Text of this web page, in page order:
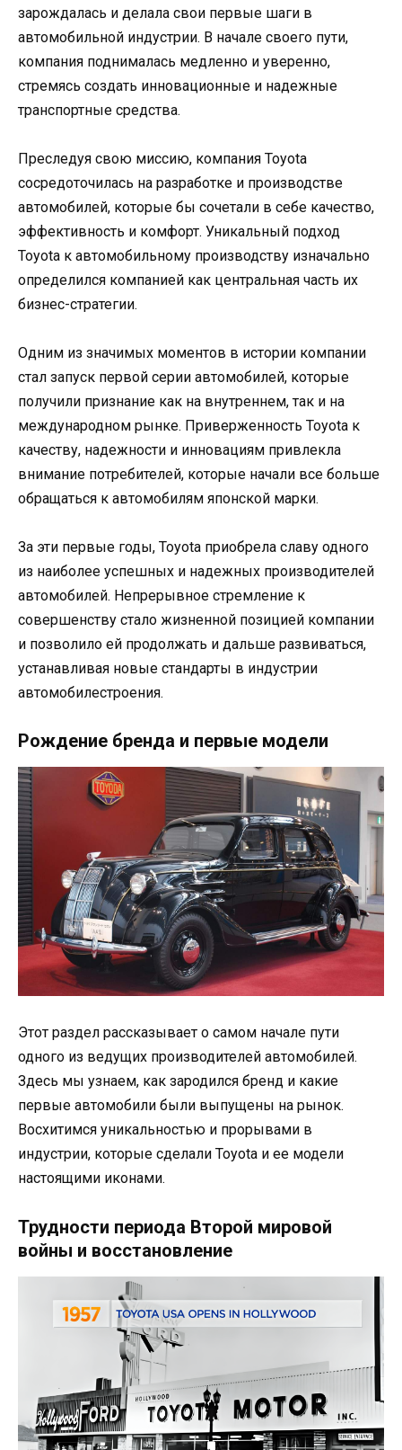
зарождалась и делала свои первые шаги в
автомобильной индустрии. В начале своего пути,
компания поднималась медленно и уверенно,
стремясь создать инновационные и надежные
транспортные средства.
Преследуя свою миссию, компания Toyota
сосредоточилась на разработке и производстве
автомобилей, которые бы сочетали в себе качество,
эффективность и комфорт. Уникальный подход
Toyota к автомобильному производству изначально
определился компанией как центральная часть их
бизнес-стратегии.
Одним из значимых моментов в истории компании
стал запуск первой серии автомобилей, которые
получили признание как на внутреннем, так и на
международном рынке. Приверженность Toyota к
качеству, надежности и инновациям привлекла
внимание потребителей, которые начали все больше
обращаться к автомобилям японской марки.
За эти первые годы, Toyota приобрела славу одного
из наиболее успешных и надежных производителей
автомобилей. Непрерывное стремление к
совершенству стало жизненной позицией компании
и позволило ей продолжать и дальше развиваться,
устанавливая новые стандарты в индустрии
автомобилестроения.
Рождение бренда и первые модели
Этот раздел рассказывает о самом начале пути
одного из ведущих производителей автомобилей.
Здесь мы узнаем, как зародился бренд и какие
первые автомобили были выпущены на рынок.
Восхитимся уникальностью и прорывами в
индустрии, которые сделали Toyota и ее модели
настоящими иконами.
Трудности периода Второй мировой
войны и восстановление